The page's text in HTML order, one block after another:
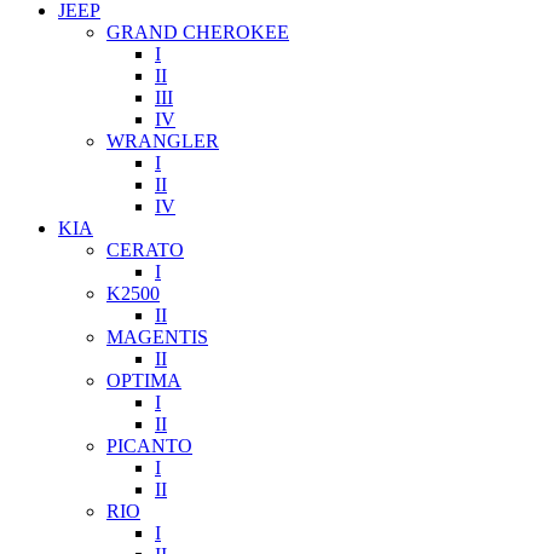
JEEP
GRAND CHEROKEE
I
II
III
IV
WRANGLER
I
II
IV
KIA
CERATO
I
K2500
II
MAGENTIS
II
OPTIMA
I
II
PICANTO
I
II
RIO
I